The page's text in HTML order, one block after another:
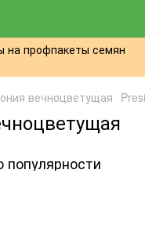
на профпакеты семян
вечноцветущая
популярности